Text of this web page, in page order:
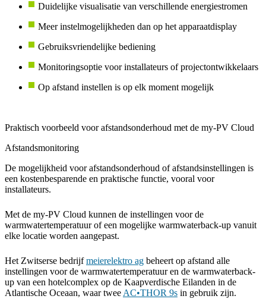
Duidelijke visualisatie van verschillende energiestromen
Meer instelmogelijkheden dan op het apparaatdisplay
Gebruiksvriendelijke bediening
Monitoringsoptie voor installateurs of projectontwikkelaars
Op afstand instellen is op elk moment mogelijk
Praktisch voorbeeld voor afstandsonderhoud met de my-PV Cloud
Afstandsmonitoring
De mogelijkheid voor afstandsonderhoud of afstandsinstellingen is
een kostenbesparende en praktische functie, vooral voor
installateurs.
Met de my-PV Cloud kunnen de instellingen voor de
warmwatertemperatuur of een mogelijke warmwaterback-up vanuit
elke locatie worden aangepast.
Het Zwitserse bedrijfmeierelektro ag beheert op afstand alle
instellingen voor de warmwatertemperatuur en de warmwaterback-
up van een hotelcomplex op de Kaapverdische Eilanden in de
Atlantische Oceaan, waar twee AC•THOR 9s in gebruik zijn.